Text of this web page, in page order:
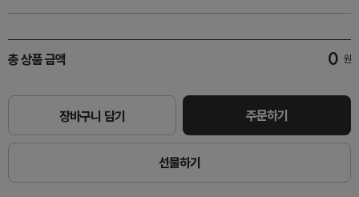
총 상품 금액 0 원
장바구니 담기 주문하기
선물하기